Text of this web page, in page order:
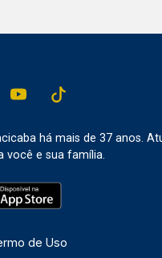
há mais de 37 anos.
você e sua família.
de Uso